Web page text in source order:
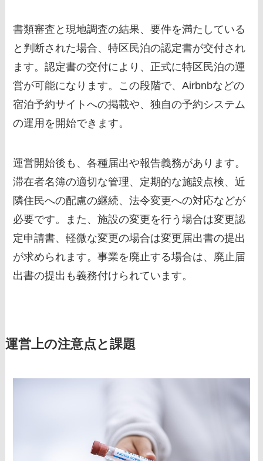
書類審査と現地調査の結果、要件を満たしている
と判断された場合、特区民泊の認定書が交付され
ます。認定書の交付により、正式に特区民泊の運
営が可能になります。この段階で、Airbnbなどの
宿泊予約サイトへの掲載や、独自の予約システム
の運用を開始できます。
運営開始後も、各種届出や報告義務があります。
滞在者名簿の適切な管理、定期的な施設点検、近
隣住民への配慮の継続、法令変更への対応などが
必要です。また、施設の変更を行う場合は変更認
定申請書、軽微な変更の場合は変更届出書の提出
が求められます。事業を廃止する場合は、廃止届
出書の提出も義務付けられています。
運営上の注意点と課題